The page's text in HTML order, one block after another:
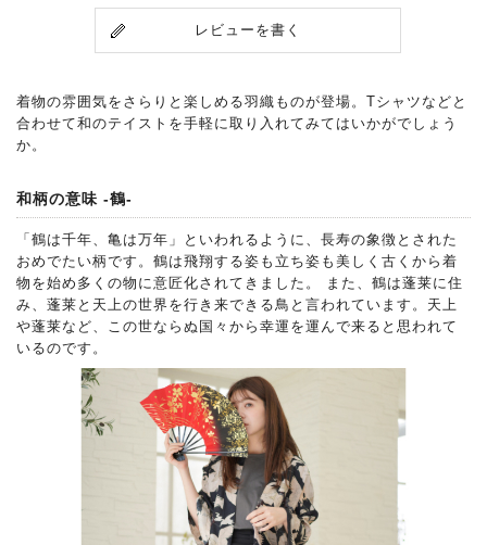
レビューを書く
着物の雰囲気をさらりと楽しめる羽織ものが登場。Tシャツなどと
合わせて和のテイストを手軽に取り入れてみてはいかがでしょう
か。
和柄の意味 -鶴-
「鶴は千年、亀は万年」といわれるように、長寿の象徴とされた
おめでたい柄です。鶴は飛翔する姿も立ち姿も美しく古くから着
物を始め多くの物に意匠化されてきました。 また、鶴は蓬莱に住
み、蓬莱と天上の世界を行き来できる鳥と言われています。天上
や蓬莱など、この世ならぬ国々から幸運を運んで来ると思われて
いるのです。